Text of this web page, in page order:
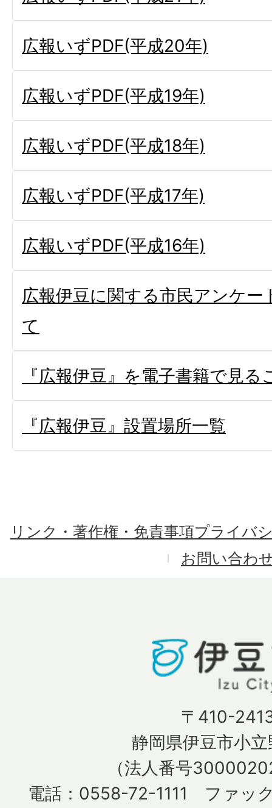
広報いずPDF(平成20年)
広報いずPDF(平成19年)
広報いずPDF(平成18年)
広報いずPDF(平成17年)
広報いずPDF(平成16年)
広報伊豆に関する市民アンケー
て
『広報伊豆』を電子書籍で見
『広報伊豆』設置場所一覧
リンク・著作権・免責事項プライバ
お問い合わ
〒410-
静岡県伊豆市小
（法人番号
電話：0558-72-1111 ファッ